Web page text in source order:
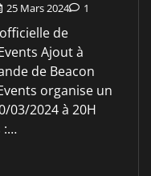
25 Mars 2024 1
de
Ajout à
de Beacon
organise un
03/2024 à 20H
:…